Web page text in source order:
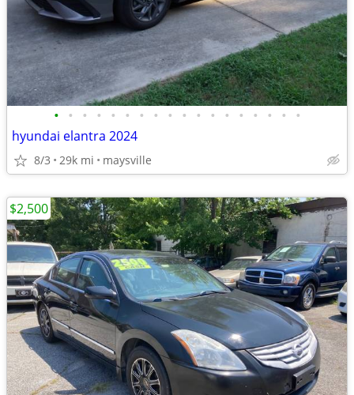
• • • • • • • • • • • • • • • • • •
hyundai elantra 2024
8/3 29k mi maysville
$2,500